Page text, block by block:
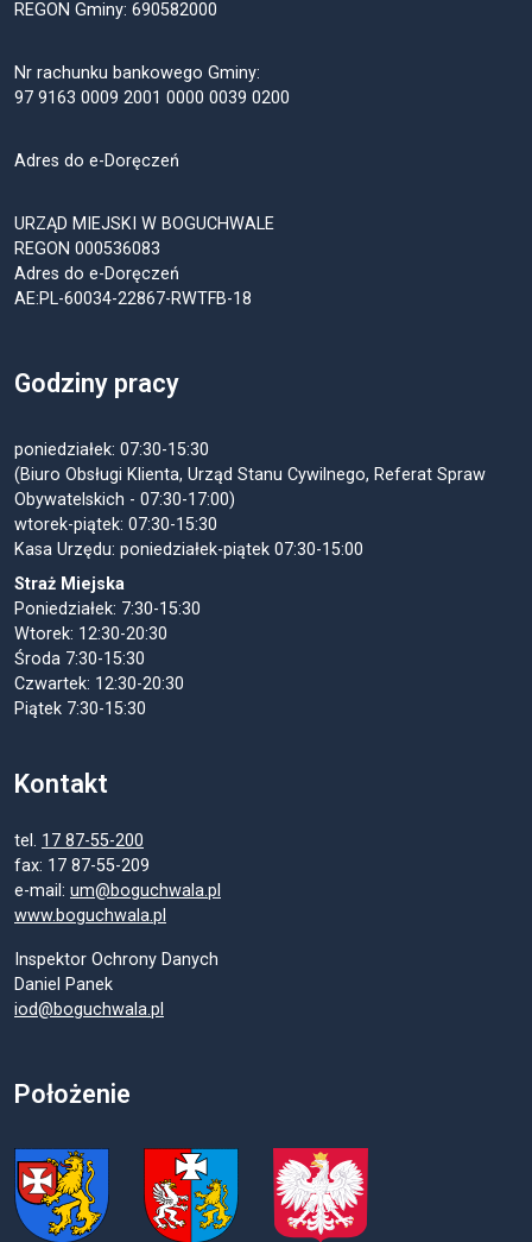
REGON Gminy: 690582000
Nr rachunku bankowego Gminy:
97 9163 0009 2001 0000 0039 0200
Adres do e-Doręczeń
URZĄD MIEJSKI W BOGUCHWALE
REGON 000536083
Adres do e-Doręczeń
AE:PL-60034-22867-RWTFB-18
Godziny pracy
poniedziałek: 07:30-15:30
(Biuro Obsługi Klienta, Urząd Stanu Cywilnego, Referat Spraw
Obywatelskich - 07:30-17:00)
wtorek-piątek: 07:30-15:30
Kasa Urzędu: poniedziałek-piątek 07:30-15:00
Straż Miejska
Poniedziałek: 7:30-15:30
Wtorek: 12:30-20:30
Środa 7:30-15:30
Czwartek: 12:30-20:30
Piątek 7:30-15:30
Kontakt
tel. 17 87-55-200
fax: 17 87-55-209
e-mail: um@boguchwala.pl
www.boguchwala.pl
Inspektor Ochrony Danych
Daniel Panek
iod@boguchwala.pl
Położenie